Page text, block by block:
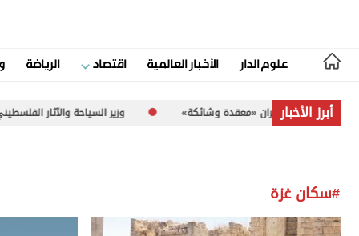
علوم الدار الأخبار العالمية اقتصاد الرياضة
علوم الدار
الرياضة
أبرز الأخبار
مع إيران «معقدة وشائكة» وزير السياحة والآثار الفلسطيني لـ«الاتحاد»: 260 موقعاً أثرياً في غزة تعرضت
#سكان غزة